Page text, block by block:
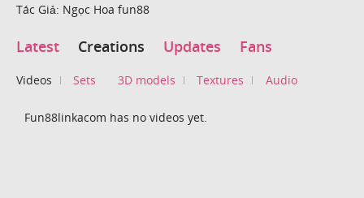
Tác Giả: Ngọc Hoa fun88
Latest Creations Updates Fans
Videos Sets 3D models Textures Audio
Fun88linkacom has no videos yet.